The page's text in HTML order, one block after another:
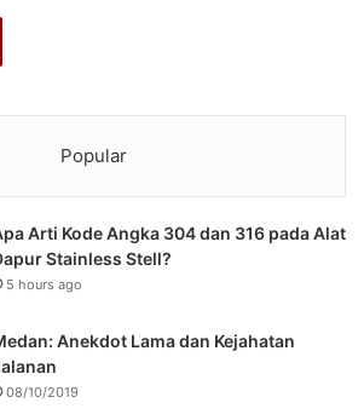
Popular
Arti Kode Angka 304 dan 316 pada Alat
Stainless Stell?
5 hours ago
Anekdot Lama dan Kejahatan
08/10/2019